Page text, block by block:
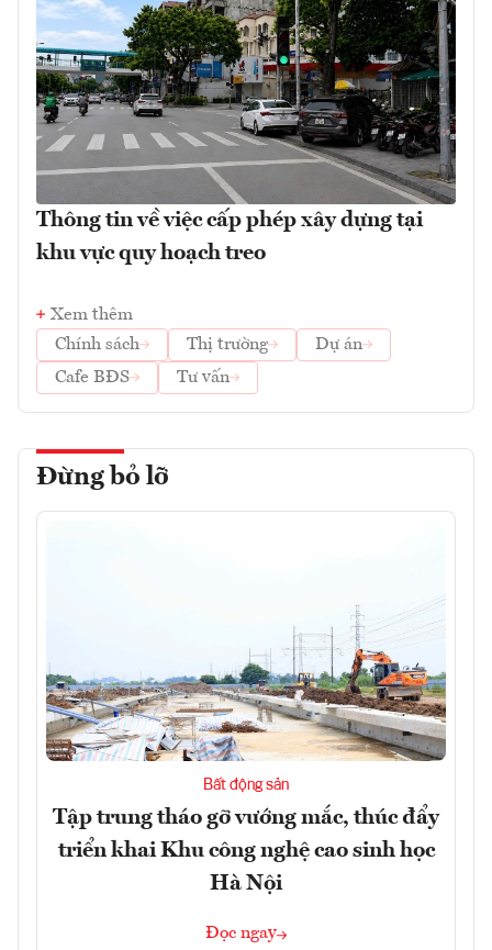
Thông tin về việc cấp phép xây dựng tại
khu vực quy hoạch treo
Xem thêm
Chính sách
Thị trường
Dự án
Cafe BĐS
Tư vấn
Đừng bỏ lỡ
Bất động sản
Tập trung tháo gỡ vướng mắc, thúc đẩy
triển khai Khu công nghệ cao sinh học
Hà Nội
Đọc ngay